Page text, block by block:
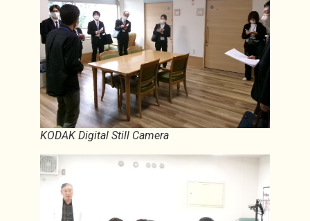
KODAK Digital Still Camera